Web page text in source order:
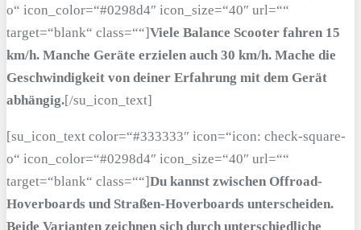
o“ icon_color=“#0298d4″ icon_size=“40″ url=““
target=“blank“ class=““]Viele Balance Scooter fahren 15
km/h. Manche Geräte erzielen auch 30 km/h. Mache die
Geschwindigkeit von deiner Erfahrung mit dem Gerät
abhängig.[/su_icon_text]
[su_icon_text color=“#333333″ icon=“icon: check-square-
o“ icon_color=“#0298d4″ icon_size=“40″ url=““
target=“blank“ class=““]Du kannst zwischen Offroad-
Hoverboards und Straßen-Hoverboards unterscheiden.
Beide Varianten zeichnen sich durch unterschiedliche